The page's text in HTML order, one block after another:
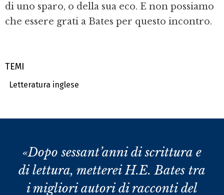
TEMI
Letteratura inglese
di uno sparo, o della sua eco. E non possiamo
che essere grati a Bates per questo incontro.
«Dopo sessant’anni di scrittura e
di lettura, metterei H.E. Bates tra
i migliori autori di racconti del